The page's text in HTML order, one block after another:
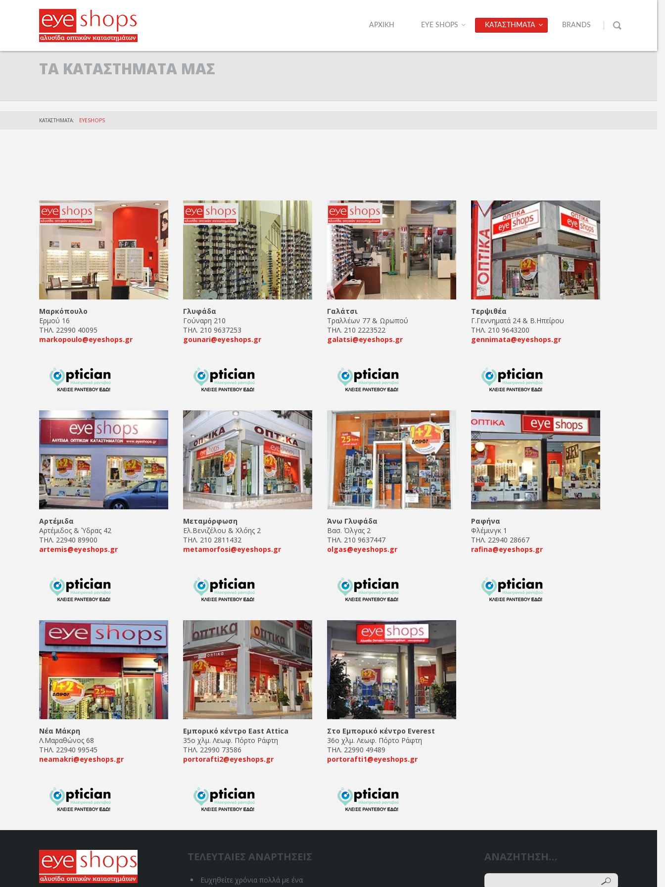
ΑΡΧΙΚΗ EYE SHOPS ΚΑΤΑΣΤΗΜΑΤΑ BRANDS
ΤΑ ΚΑΤΑΣΤΗΜΑΤΑ ΜΑΣ
ΚΑΤΑΣΤΗΜΑΤΑ: EYESHOPS
Μαρκόπουλο
Ερμού 16
ΤΗΛ. 22990 40095
markopoulo@eyeshops.gr
Γλυφάδα
Γούναρη 210
ΤΗΛ. 210 9637253
gounari@eyeshops.gr
Γαλάτσι
Τραλλέων 77 & Ωρωπού
ΤΗΛ. 210 2223522
galatsi@eyeshops.gr
Τερψιθέα
Γ.Γεννηματά 24 & Β.Ηπείρου
ΤΗΛ. 210 9643200
gennimata@eyeshops.gr
Αρτέμιδα
Αρτέμιδος & Ύδρας 42
ΤΗΛ. 22940 89900
artemis@eyeshops.gr
Μεταμόρφωση
Ελ.Βενιζέλου & Χλόης 2
ΤΗΛ. 210 2811432
metamorfosi@eyeshops.gr
Άνω Γλυφάδα
Βασ. Όλγας 2
ΤΗΛ. 210 9637447
olgas@eyeshops.gr
Ραφήνα
Φλέμινγκ 1
ΤΗΛ. 22940 28667
rafina@eyeshops.gr
Νέα Μάκρη
Λ.Μαραθώνος 68
ΤΗΛ. 22940 99545
neamakri@eyeshops.gr
Εμπορικό κέντρο East Attica
35ο χλμ. Λεωφ. Πόρτο Ράφτη
ΤΗΛ. 22990 73586
portorafti2@eyeshops.gr
Στο Εμπορικό κέντρο Everest
36ο χλμ. Λεωφ. Πόρτο Ράφτη
ΤΗΛ. 22990 49489
portorafti1@eyeshops.gr
ΤΕΛΕΥΤΑΙΕΣ ΑΝΑΡΤΗΣΕΙΣ
Ευχηθείτε χρόνια πολλά με ένα
ΑΝΑΖΗΤΗΣΗ…